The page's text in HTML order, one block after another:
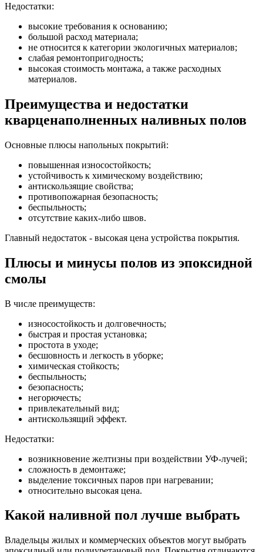
Недостатки:
высокие требования к основанию;
большой расход материала;
не относится к категории экологичных материалов;
слабая ремонтопригодность;
высокая стоимость монтажа, а также расходных
материалов.
Преимущества и недостатки
кварценаполненных наливных полов
Основные плюсы напольных покрытий:
повышенная износостойкость;
устойчивость к химическому воздействию;
антискользящие свойства;
противопожарная безопасность;
беспыльность;
отсутствие каких-либо швов.
Главный недостаток - высокая цена устройства покрытия.
Плюсы и минусы полов из эпоксидной
смолы
В числе преимуществ:
износостойкость и долговечность;
быстрая и простая установка;
простота в уходе;
бесшовность и легкость в уборке;
химическая стойкость;
беспыльность;
безопасность;
негорючесть;
привлекательный вид;
антискользящий эффект.
Недостатки:
возникновение желтизны при воздействии УФ-лучей;
сложность в демонтаже;
выделение токсичных паров при нагревании;
относительно высокая цена.
Какой наливной пол лучше выбрать
Владельцы жилых и коммерческих объектов могут выбрать